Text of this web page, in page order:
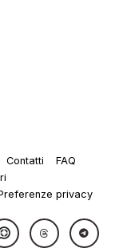
Contatti
FAQ
privacy